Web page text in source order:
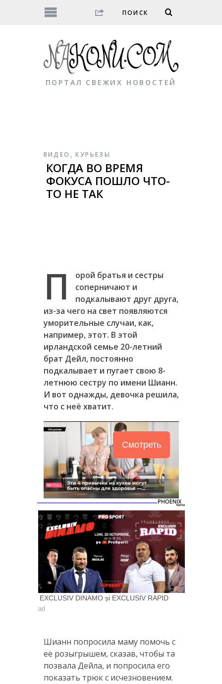
ПОРТАЛ СВЕЖИХ НОВОСТЕЙ
ВИДЕО ,КУРЬЕЗЫ
КОГДА ВО ВРЕМЯ
ФОКУСА ПОШЛО ЧТО-
ТО НЕ ТАК
П
орой братья и сестры
соперничают и
подкалывают друг друга,
из-за чего на свет появляются
уморительные случаи, как,
например, этот. В этой
ирландской семье 20-летний
брат Дейл, постоянно
подкалывает и пугает свою 8-
летнюю сестру по имени Шианн.
И вот однажды, девочка решила,
что с неё хватит.
Смотреть
EXCLUSIV DINAMO și EXCLUSIV RAPID
ad
Шианн попросила маму помочь с
её розыгрышем, сказав, чтобы та
позвала Дейла, и попросила его
показать трюк с исчезновением.